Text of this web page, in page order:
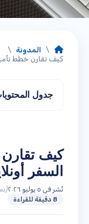
/ المدونة
/
كيف تقارن خطط
كيف
السفر
نُشر في ٥ يوليو ٢٠٢٦ (تم
8 دقيقة للقراءة
جدول